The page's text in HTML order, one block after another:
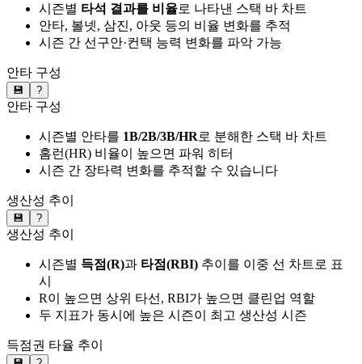
시즌별 타석 결과를 비율로 나타낸 스택 바 차트
안타, 볼넷, 삼진, 아웃 등의 비율 변화를 추적
시즌 간 선구안·컨택 능력 변화를 파악 가능
안타 구성
💾 ?
안타 구성
시즌별 안타를 1B/2B/3B/HR로 분해한 스택 바 차트
홈런(HR) 비율이 높으면 파워 히터
시즌 간 장타력 변화를 추적할 수 있습니다
생산성 추이
💾 ?
생산성 추이
시즌별 득점(R)과 타점(RBI) 추이를 이중 선 차트로 표
시
R이 높으면 상위 타선, RBI가 높으면 클린업 역할
두 지표가 동시에 높은 시즌이 최고 생산성 시즌
득점권 타율 추이